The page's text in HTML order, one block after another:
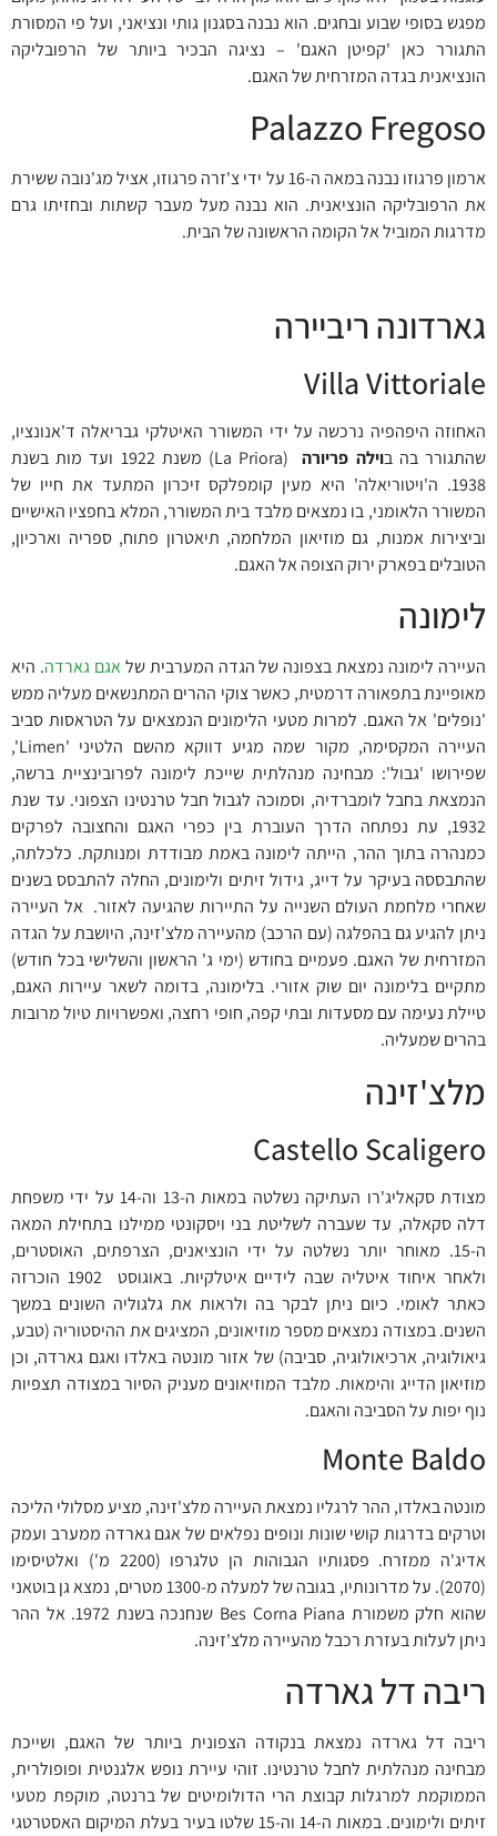
מפגש בסופי שבוע ובחגים. הוא נבנה בסגנון גותי ונציאני, ועל פי המסורת
התגורר כאן 'קפיטן האגם' – נציגה הבכיר ביותר של הרפובליקה
הונציאנית בגדה המזרחית של האגם.
Palazzo Fregoso
ארמון פרגוזו נבנה במאה ה-16 על ידי צ'זרה פרגוזו, אציל מג'נובה ששירת
את הרפובליקה הונציאנית. הוא נבנה מעל מעבר קשתות ובחזיתו גרם
מדרגות המוביל אל הקומה הראשונה של הבית.
גארדונה ריביירה
Villa Vittoriale
האחוזה היפהפיה נרכשה על ידי המשורר האיטלקי גבריאלה ד'אנונציו,
שהתגורר בה בוילה פריורה
(La Priora) משנת 1922 ועד מות בשנת
1938. ה'ויטוריאלה' היא מעין קומפלקס זיכרון המתעד את חייו של
המשורר הלאומני, בו נמצאים מלבד בית המשורר, המלא בחפציו האישיים
וביצירות אמנות, גם מוזיאון המלחמה, תיאטרון פתוח, ספריה וארכיון,
הטובלים בפארק ירוק הצופה אל האגם.
לימונה
העיירה לימונה נמצאת בצפונה של הגדה המערבית שלאגם גארדה. היא
מאופיינת בתפאורה דרמטית, כאשר צוקי ההרים המתנשאים מעליה ממש
'נופלים' אל האגם. למרות מטעי הלימונים הנמצאים על הטראסות סביב
העיירה המקסימה, מקור שמה מגיע דווקא מהשם הלטיני 'Limen',
שפירושו 'גבול': מבחינה מנהלתית שייכת לימונה לפרובינציית ברשה,
הנמצאת בחבל לומברדיה, וסמוכה לגבול חבל טרנטינו הצפוני. עד שנת
1932, עת נפתחה הדרך העוברת בין כפרי האגם והחצובה לפרקים
כמנהרה בתוך ההר, הייתה לימונה באמת מבודדת ומנותקת. כלכלתה,
שהתבססה בעיקר על דייג, גידול זיתים ולימונים, החלה להתבסס בשנים
שאחרי מלחמת העולם השנייה על התיירות שהגיעה לאזור. אל העיירה
ניתן להגיע גם בהפלגה (עם הרכב) מהעיירה מלצ'זינה, היושבת על הגדה
המזרחית של האגם. פעמיים בחודש (ימי ג' הראשון והשלישי בכל חודש)
מתקיים בלימונה יום שוק אזורי. בלימונה, בדומה לשאר עיירות האגם,
טיילת נעימה עם מסעדות ובתי קפה, חופי רחצה, ואפשרויות טיול מרובות
בהרים שמעליה.
מלצ'זינה
Castello Scaligero
מצודת סקאליג'רו העתיקה נשלטה במאות ה-13 וה-14 על ידי משפחת
דלה סקאלה, עד שעברה לשליטת בני ויסקונטי ממילנו בתחילת המאה
ה-15. מאוחר יותר נשלטה על ידי הונציאנים, הצרפתים, האוסטרים,
ולאחר איחוד איטליה שבה לידיים איטלקיות. באוגוסט 1902 הוכרזה
כאתר לאומי. כיום ניתן לבקר בה ולראות את גלגוליה השונים במשך
השנים. במצודה נמצאים מספר מוזיאונים, המציגים את ההיסטוריה (טבע,
גיאולוגיה, ארכיאולוגיה, סביבה) של אזור מונטה באלדו ואגם גארדה, וכן
מוזיאון הדייג והימאות. מלבד המוזיאונים מעניק הסיור במצודה תצפיות
נוף יפות על הסביבה והאגם.
Monte Baldo
מונטה באלדו, ההר לרגליו נמצאת העיירה מלצ'זינה, מציע מסלולי הליכה
וטרקים בדרגות קושי שונות ונופים נפלאים של אגם גארדה ממערב ועמק
אדיג'ה ממזרח. פסגותיו הגבוהות הן טלגרפו (2200 מ') ואלטיסימו
(2070). על מדרונותיו, בגובה של למעלה מ-1300 מטרים, נמצא גן בוטאני
שהוא חלק משמורת Bes Corna Piana שנחנכה בשנת 1972. אל ההר
ניתן לעלות בעזרת רכבל מהעיירה מלצ'זינה.
ריבה דל גארדה
ריבה דל גארדה נמצאת בנקודה הצפונית ביותר של האגם, ושייכת
מבחינה מנהלתית לחבל טרנטינו. זוהי עיירת נופש אלגנטית ופופולרית,
הממוקמת למרגלות קבוצת הרי הדולומיטים של ברנטה, מוקפת מטעי
זיתים ולימונים. במאות ה-14 וה-15 שלטו בעיר בעלת המיקום האסטרטגי